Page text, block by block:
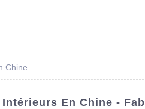
Chine
En Chine -